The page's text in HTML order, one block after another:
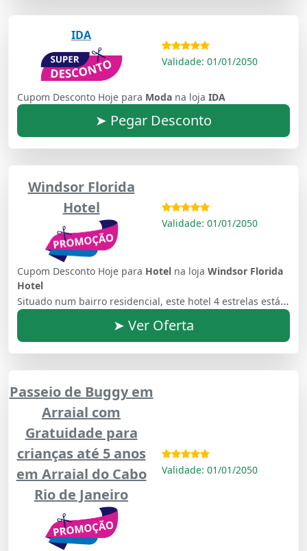
IDA
Validade: 01/01/2050
Cupom Desconto Hoje para Moda na loja IDA
➤ Pegar Desconto
Windsor Florida
Hotel
Validade: 01/01/2050
Cupom Desconto Hoje para Hotel na loja Windsor Florida
Hotel
Situado num bairro residencial, este hotel 4 estrelas está a poucos passos da Praia do Flamengo. A área oferece acesso fácil ao centro da cidade e à Praia de Copacabana
➤ Ver Oferta
Passeio de Buggy em
Arraial com
Gratuidade para
crianças até 5 anos
em Arraial do Cabo
Rio de Janeiro
Validade: 01/01/2050